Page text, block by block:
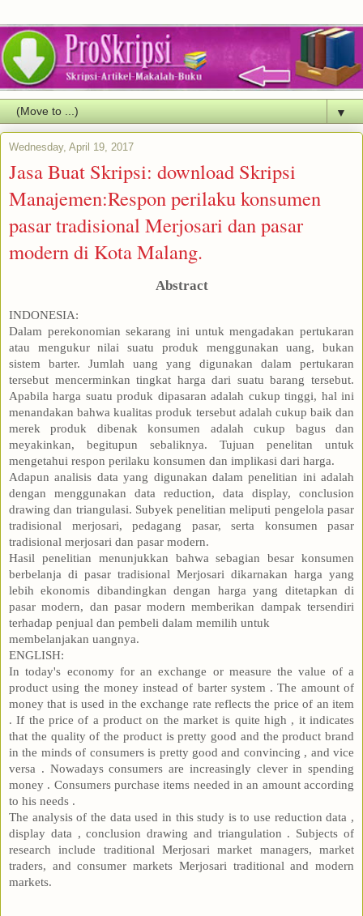
▼
Wednesday, April 19, 2017
Jasa Buat Skripsi: download Skripsi
Manajemen:Respon perilaku konsumen
pasar tradisional Merjosari dan pasar
modern di Kota Malang.
Abstract
INDONESIA:
Dalam perekonomian sekarang ini untuk mengadakan pertukaran
atau mengukur nilai suatu produk menggunakan uang, bukan
sistem barter. Jumlah uang yang digunakan dalam pertukaran
tersebut mencerminkan tingkat harga dari suatu barang tersebut.
Apabila harga suatu produk dipasaran adalah cukup tinggi, hal ini
menandakan bahwa kualitas produk tersebut adalah cukup baik dan
merek produk dibenak konsumen adalah cukup bagus dan
meyakinkan, begitupun sebaliknya. Tujuan penelitan untuk
mengetahui respon perilaku konsumen dan implikasi dari harga.
Adapun analisis data yang digunakan dalam penelitian ini adalah
dengan menggunakan data reduction, data display, conclusion
drawing dan triangulasi. Subyek penelitian meliputi pengelola pasar
tradisional merjosari, pedagang pasar, serta konsumen pasar
tradisional merjosari dan pasar modern.
Hasil penelitian menunjukkan bahwa sebagian besar konsumen
berbelanja di pasar tradisional Merjosari dikarnakan harga yang
lebih ekonomis dibandingkan dengan harga yang ditetapkan di
pasar modern, dan pasar modern memberikan dampak tersendiri
terhadap penjual dan pembeli dalam memilih untuk
membelanjakan uangnya.
ENGLISH:
In today's economy for an exchange or measure the value of a
product using the money instead of barter system . The amount of
money that is used in the exchange rate reflects the price of an item
. If the price of a product on the market is quite high , it indicates
that the quality of the product is pretty good and the product brand
in the minds of consumers is pretty good and convincing , and vice
versa . Nowadays consumers are increasingly clever in spending
money . Consumers purchase items needed in an amount according
to his needs .
The analysis of the data used in this study is to use reduction data ,
display data , conclusion drawing and triangulation . Subjects of
research include traditional Merjosari market managers, market
traders, and consumer markets Merjosari traditional and modern
markets.